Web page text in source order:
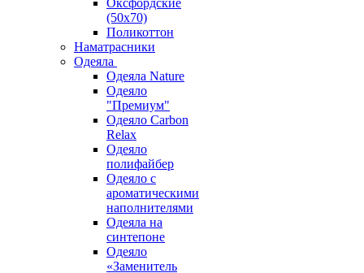
Оксфордские
(50х70)
Поликоттон
Наматрасники
Одеяла
Одеяла Nature
Одеяло
"Премиум"
Одеяло Carbon
Relax
Одеяло
полифайбер
Одеяло с
ароматическими
наполнителями
Одеяла на
синтепоне
Одеяло
«Заменитель